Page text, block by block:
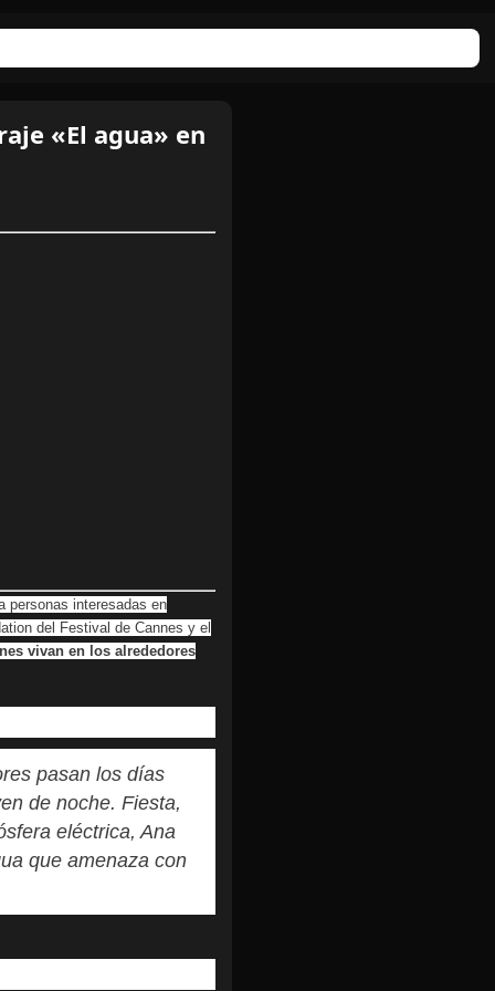
«El agua» en
personas interesadas en
del Festival de Cannes y el
vivan en los alrededores
pasan los días
de noche. Fiesta,
eléctrica, Ana
que amenaza con